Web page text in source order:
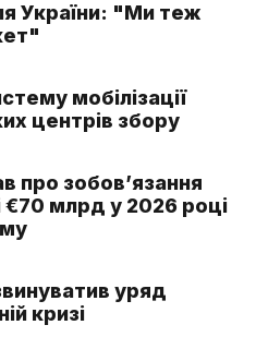
України: "Ми теж
мобілізації
центрів збору
про зобов’язання
€70 млрд у 2026 році
уряд
кризі